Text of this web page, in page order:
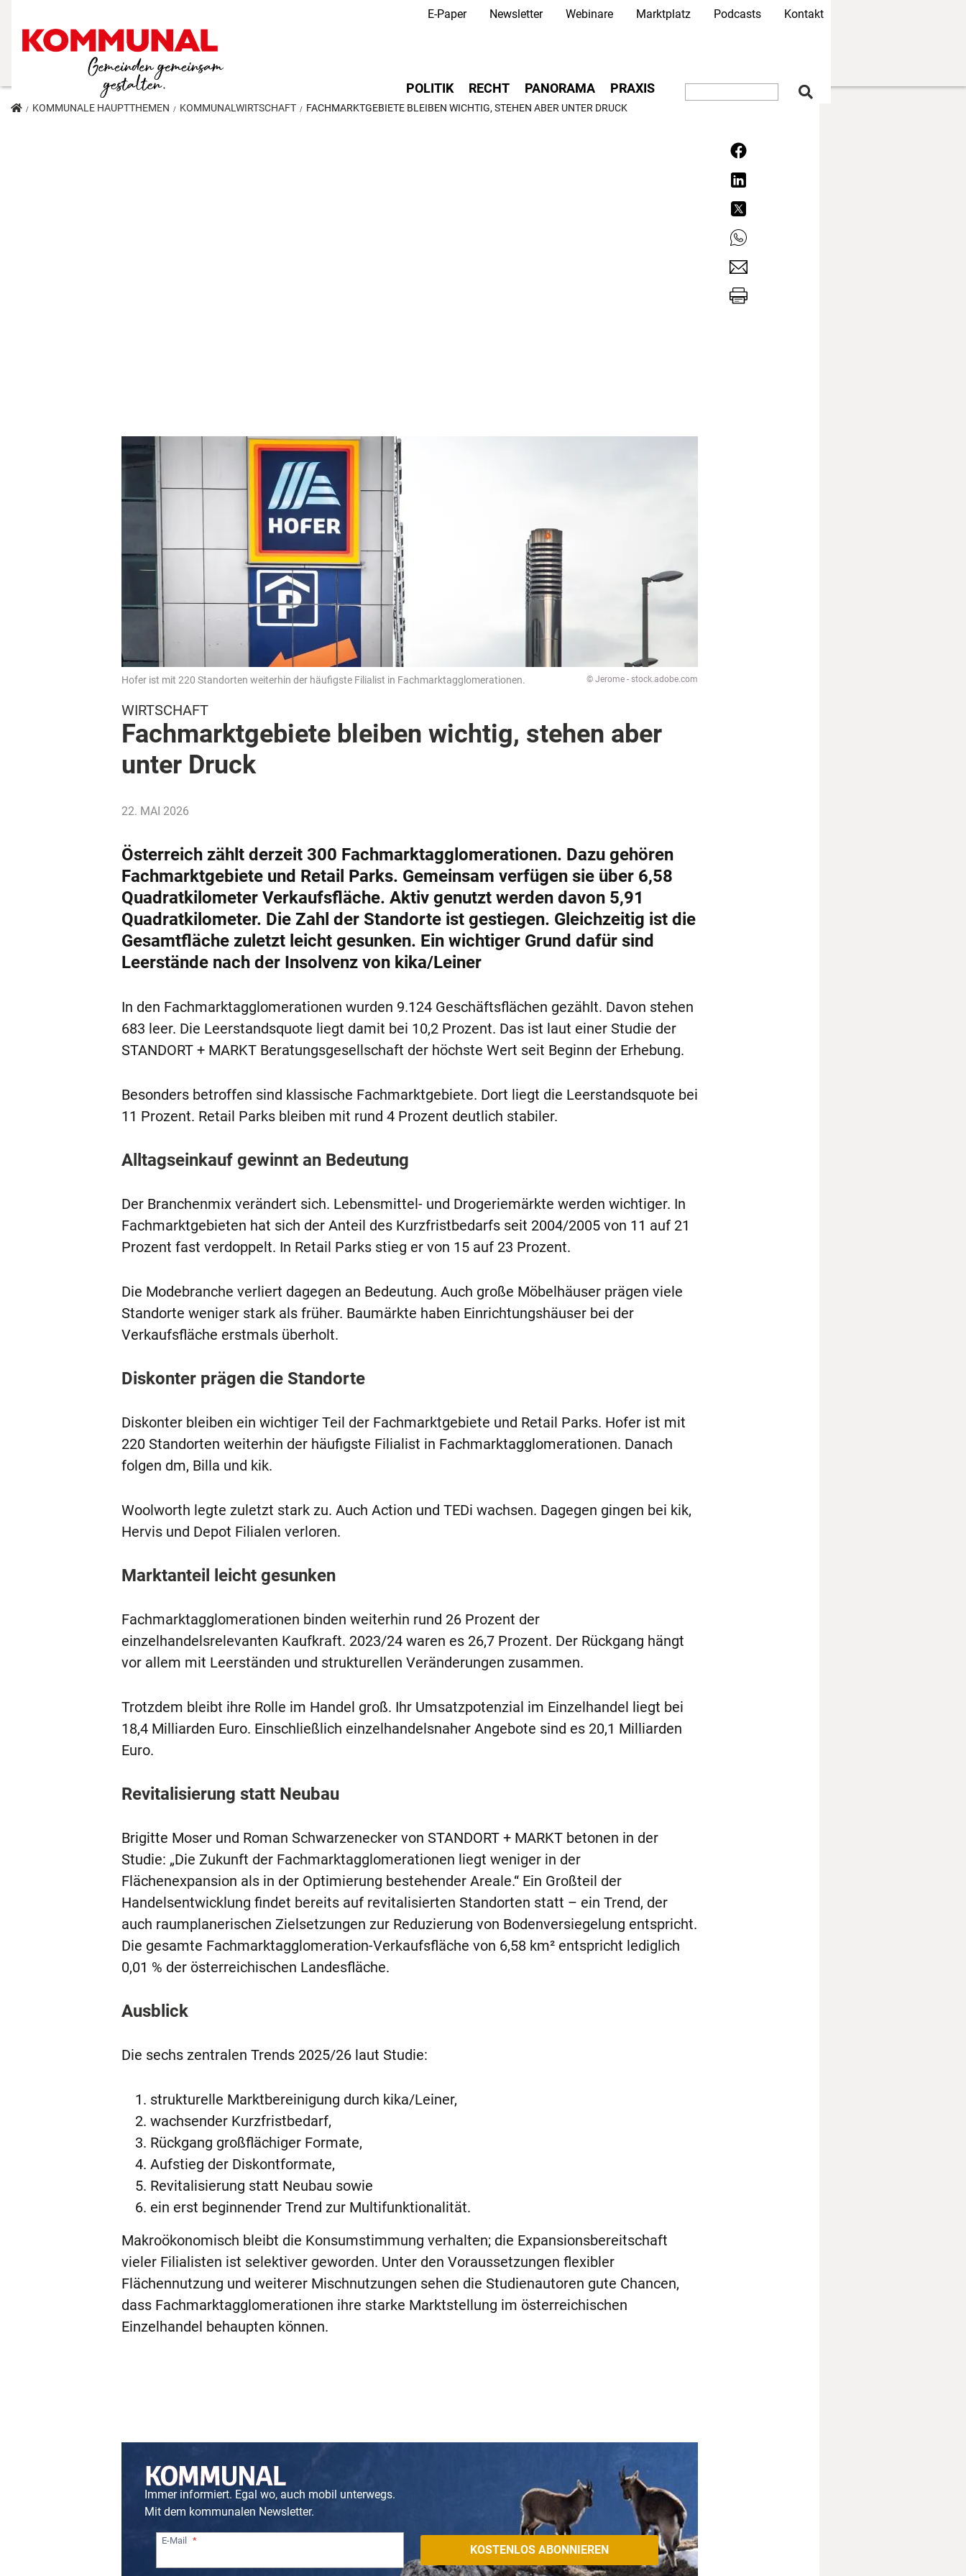
Direkt
Secondary Navigation
E-Paper Newsletter Webinare Marktplatz Podcasts Kontakt
Main navigation
POLITIK RECHT PANORAMA PRAXIS
KOMMUNALE HAUPTTHEMEN KOMMUNALWIRTSCHAFT FACHMARKTGEBIETE BLEIBEN WICHTIG, STEHEN ABER UNTER DRUCK
Hofer ist mit 220 Standorten weiterhin der häufigste Filialist in Fachmarktagglomerationen. © Jerome - stock.adobe.com
WIRTSCHAFT
Fachmarktgebiete bleiben wichtig, stehen aber
unter Druck
22. MAI 2026
Österreich zählt derzeit 300 Fachmarktagglomerationen. Dazu gehören
Fachmarktgebiete und Retail Parks. Gemeinsam verfügen sie über 6,58
Quadratkilometer Verkaufsfläche. Aktiv genutzt werden davon 5,91
Quadratkilometer. Die Zahl der Standorte ist gestiegen. Gleichzeitig ist die
Gesamtfläche zuletzt leicht gesunken. Ein wichtiger Grund dafür sind
Leerstände nach der Insolvenz von kika/Leiner
In den Fachmarktagglomerationen wurden 9.124 Geschäftsflächen gezählt. Davon stehen
683 leer. Die Leerstandsquote liegt damit bei 10,2 Prozent. Das ist laut einer Studie der
STANDORT + MARKT Beratungsgesellschaft der höchste Wert seit Beginn der Erhebung.
Besonders betroffen sind klassische Fachmarktgebiete. Dort liegt die Leerstandsquote bei
11 Prozent. Retail Parks bleiben mit rund 4 Prozent deutlich stabiler.
Alltagseinkauf gewinnt an Bedeutung
Der Branchenmix verändert sich. Lebensmittel- und Drogeriemärkte werden wichtiger. In
Fachmarktgebieten hat sich der Anteil des Kurzfristbedarfs seit 2004/2005 von 11 auf 21
Prozent fast verdoppelt. In Retail Parks stieg er von 15 auf 23 Prozent.
Die Modebranche verliert dagegen an Bedeutung. Auch große Möbelhäuser prägen viele
Standorte weniger stark als früher. Baumärkte haben Einrichtungshäuser bei der
Verkaufsfläche erstmals überholt.
Diskonter prägen die Standorte
Diskonter bleiben ein wichtiger Teil der Fachmarktgebiete und Retail Parks. Hofer ist mit
220 Standorten weiterhin der häufigste Filialist in Fachmarktagglomerationen. Danach
folgen dm, Billa und kik.
Woolworth legte zuletzt stark zu. Auch Action und TEDi wachsen. Dagegen gingen bei kik,
Hervis und Depot Filialen verloren.
Marktanteil leicht gesunken
Fachmarktagglomerationen binden weiterhin rund 26 Prozent der
einzelhandelsrelevanten Kaufkraft. 2023/24 waren es 26,7 Prozent. Der Rückgang hängt
vor allem mit Leerständen und strukturellen Veränderungen zusammen.
Trotzdem bleibt ihre Rolle im Handel groß. Ihr Umsatzpotenzial im Einzelhandel liegt bei
18,4 Milliarden Euro. Einschließlich einzelhandelsnaher Angebote sind es 20,1 Milliarden
Euro.
Revitalisierung statt Neubau
Brigitte Moser und Roman Schwarzenecker von STANDORT + MARKT betonen in der
Studie: „Die Zukunft der Fachmarktagglomerationen liegt weniger in der
Flächenexpansion als in der Optimierung bestehender Areale.“ Ein Großteil der
Handelsentwicklung findet bereits auf revitalisierten Standorten statt – ein Trend, der
auch raumplanerischen Zielsetzungen zur Reduzierung von Bodenversiegelung entspricht.
Die gesamte Fachmarktagglomeration-Verkaufsfläche von 6,58 km² entspricht lediglich
0,01 % der österreichischen Landesfläche.
Ausblick
Die sechs zentralen Trends 2025/26 laut Studie:
strukturelle Marktbereinigung durch kika/Leiner,
wachsender Kurzfristbedarf,
Rückgang großflächiger Formate,
Aufstieg der Diskontformate,
Revitalisierung statt Neubau sowie
ein erst beginnender Trend zur Multifunktionalität.
Makroökonomisch bleibt die Konsumstimmung verhalten; die Expansionsbereitschaft
vieler Filialisten ist selektiver geworden. Unter den Voraussetzungen flexibler
Flächennutzung und weiterer Mischnutzungen sehen die Studienautoren gute Chancen,
dass Fachmarktagglomerationen ihre starke Marktstellung im österreichischen
Einzelhandel behaupten können.
Immer informiert. Egal wo, auch mobil unterwegs.
Mit dem kommunalen Newsletter.
E-Mail